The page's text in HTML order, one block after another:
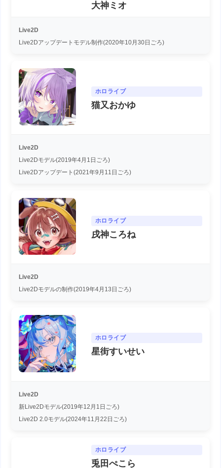
大神ミオ
Live2D
Live2Dアップデートモデル制作(2020年10月30日ごろ)
ホロライブ
猫又おかゆ
Live2D
Live2Dモデル(2019年4月1日ごろ)
Live2Dアップデート(2021年9月11日ごろ)
ホロライブ
戌神ころね
Live2D
Live2Dモデルの制作(2019年4月13日ごろ)
ホロライブ
星街すいせい
Live2D
新Live2Dモデル(2019年12月1日ごろ)
Live2D 2.0モデル(2024年11月22日ごろ)
ホロライブ
兎田ぺこら